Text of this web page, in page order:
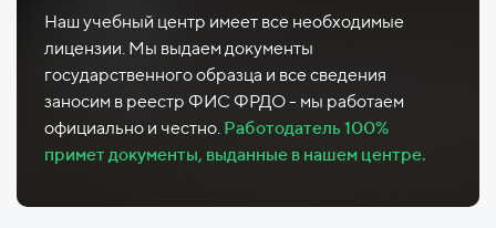
Наш учебный центр имеет все необходимые
лицензии. Мы выдаем документы
государственного образца и все сведения
заносим в реестр ФИС ФРДО - мы работаем
официально и честно. Работодатель 100%
примет документы, выданные в нашем центре.